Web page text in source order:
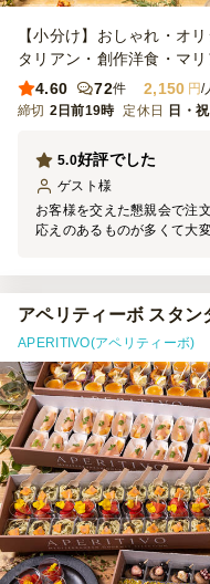
【小分け】おしゃれ・オ
タリアン・創作洋食・マ
4.60
72件 2,150 円/
締切 2日前19時 定休日 日・祝
好評でした
5.0
ゲスト 様
お客様を交えた懇親会で注
応えのあるものが多くて大
アペリティーボ スタン
APERITIVO(アペリティーボ)